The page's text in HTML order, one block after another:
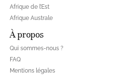
Afrique de l’Est
Afrique Australe
À propos
Qui sommes-nous ?
FAQ
Mentions légales